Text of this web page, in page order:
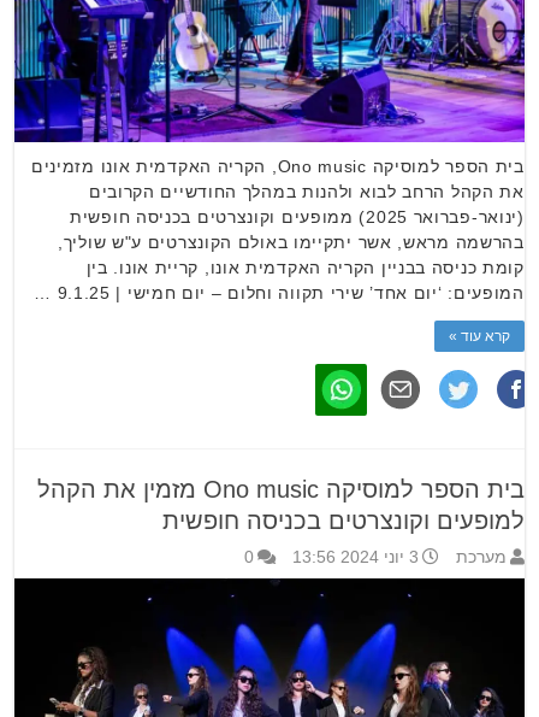
בית הספר למוסיקה Ono music, הקריה האקדמית אונו מזמינים
את הקהל הרחב לבוא ולהנות במהלך החודשיים הקרובים
(ינואר-פברואר 2025) ממופעים וקונצרטים בכניסה חופשית
בהרשמה מראש, אשר יתקיימו באולם הקונצרטים ע"ש שוליך,
קומת כניסה בבניין הקריה האקדמית אונו, קריית אונו. בין
המופעים: ‘יום אחד’ שירי תקווה וחלום – יום חמישי | 9.1.25 …
קרא עוד »
בית הספר למוסיקה Ono music מזמין את הקהל
למופעים וקונצרטים בכניסה חופשית
מערכת 3 יוני 2024 13:56 0